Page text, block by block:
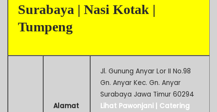
Surabaya | Nasi Kotak |
Tumpeng
Alamat
Jl. Gunung Anyar Lor II No.98
Gn. Anyar Kec. Gn. Anyar
Surabaya Jawa Timur 60294
Lihat Pawonjani | Catering